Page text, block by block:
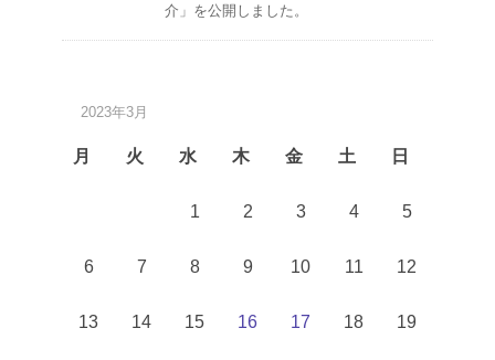
介」を公開しました。
2023年3月
月 火 水 木 金 土 日
1 2 3 4 5
6 7 8 9 10 11 12
13 14 15 16 17 18 19